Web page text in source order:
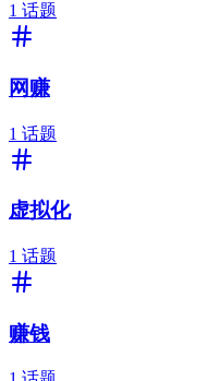
1 话题
网赚
1 话题
虚拟化
1 话题
赚钱